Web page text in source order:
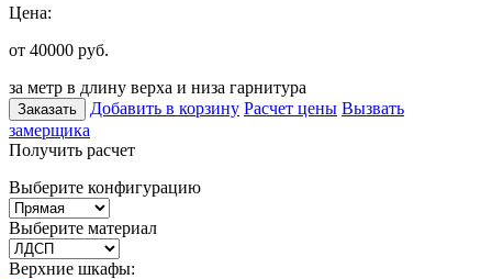
Цена:
от 40000 руб.
за метр в длину верха и низа гарнитура
Заказать Добавить в корзину Расчет цены Вызвать
замерщика
Получить расчет
Выберите конфигурацию
Выберите материал
Верхние шкафы: